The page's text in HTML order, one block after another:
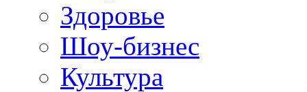
Здоровье
Шоу-бизнес
Культура